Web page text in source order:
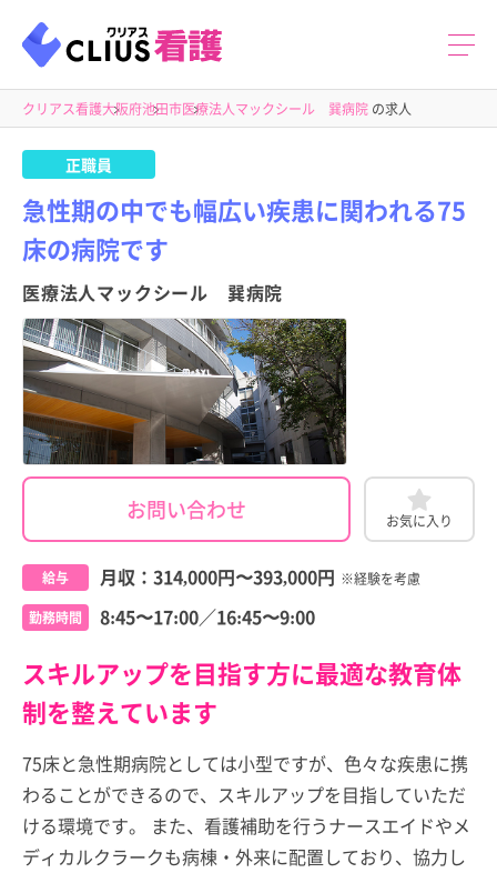
クリアス看護大阪府池田市医療法人マックシール 巽病院 の求人
正職員
急性期の中でも幅広い疾患に関われる75
床の病院です
医療法人マックシール 巽病院
お問い合わせ お気に入り
給与 月収： 314,000円〜393,000円 ※経験を考慮
勤務時間 8:45〜17:00／16:45〜9:00
スキルアップを目指す方に最適な教育体
制を整えています
75床と急性期病院としては小型ですが、色々な疾患に携
わることができるので、スキルアップを目指していただ
ける環境です。 また、看護補助を行うナースエイドやメ
ディカルクラークも病棟・外来に配置しており、協力し